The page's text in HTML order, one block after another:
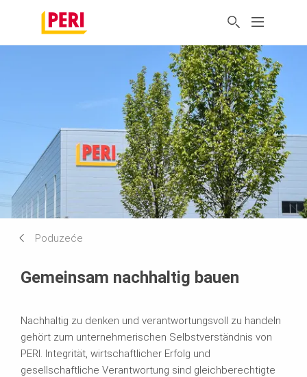
Poduzeće
Gemeinsam nachhaltig bauen
Nachhaltig zu denken und verantwortungsvoll zu handeln
gehört zum unternehmerischen Selbstverständnis von
PERI. Integrität, wirtschaftlicher Erfolg und
gesellschaftliche Verantwortung sind gleichberechtigte